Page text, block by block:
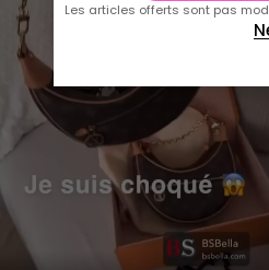
Play
Les articles offerts sont pas